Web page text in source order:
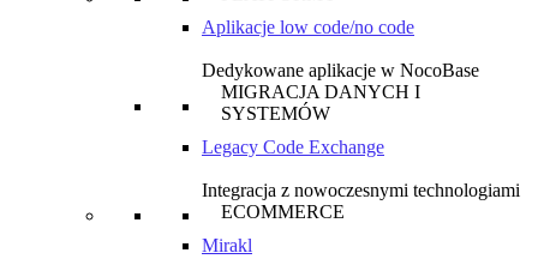
Aplikacje low code/no code
Dedykowane aplikacje w NocoBase
MIGRACJA DANYCH I
SYSTEMÓW
Legacy Code Exchange
Integracja z nowoczesnymi technologiami
ECOMMERCE
Mirakl